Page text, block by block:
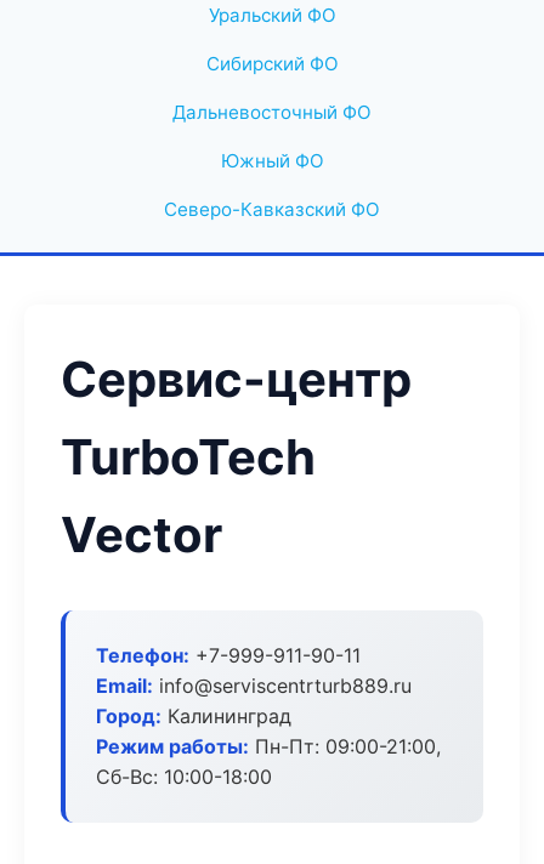
Уральский ФО
Сибирский ФО
Дальневосточный ФО
Южный ФО
Северо-Кавказский ФО
Сервис-центр
TurboTech
Vector
Телефон: +7-999-911-90-11
Email: info@serviscentrturb889.ru
Город: Калининград
Режим работы: Пн-Пт: 09:00-21:00,
Сб-Вс: 10:00-18:00